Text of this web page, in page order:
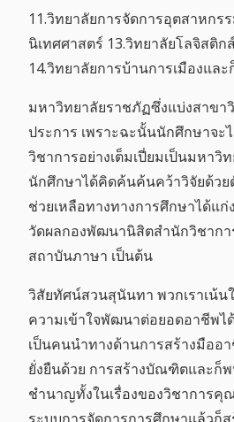
11.วิทยาลัยการจัดการอุตสาหกร
นิเทศศาสตร์ 13.วิทยาลัยโลจิสติ
14.วิทยาลัยการบ้านการเมืองแล
มหาวิทยาลัยราชภัฏซึ่งแบ่งสาขา
ประการ เพราะฉะนั้นนักศึกษาจะ
วิชาการอย่างเต็มเปี่ยมเป็นมหาวิ
นักศึกษาได้คิดค้นค้นคว้าวิจัยด้วย
ช่วยเหลือทางทางการศึกษาได้แก่
วัดผลกองพัฒนานิสิตสำนักวิชากา
สถาบันภาษา เป็นต้น
วิสัยทัศน์สวนสุนันทา พวกเราเน้
ความเข้าใจพัฒนาต่อยอดอาชีพไ
เป็นคนนำทางด้านการสร้างมืออ
ยั่งยืนด้วย การสร้างบัณฑิตและก็
ชำนาญทั้งในเรื่องของวิชาการ